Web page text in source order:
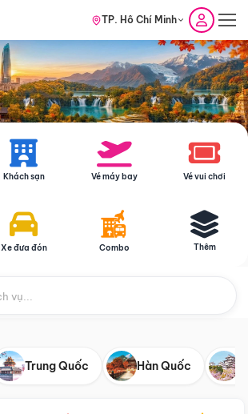
TP. Hồ Chí Minh
Khách sạn Vé máy bay Vé vui chơi
Xe đưa đón Combo Thêm
Trung Quốc Hàn Quốc